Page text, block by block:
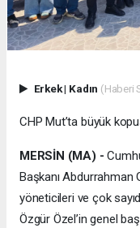
Erkek| Kadın (Haberi
CHP Mut’ta büyük
MERSİN (MA) -
Başkanı Abdurrahman
yöneticileri ve çok
Özgür Özel’in genel